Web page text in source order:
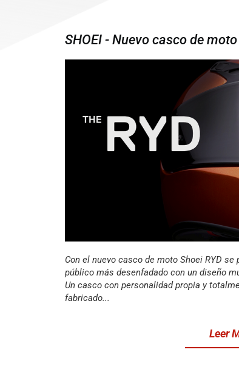
SHOEI - Nuevo casco de moto
Con el nuevo casco de moto Shoei RYD
público más desenfadado con un diseño
Un casco con personalidad propia y
fabricado...
Leer